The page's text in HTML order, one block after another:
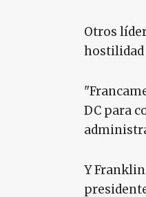
Otros
hostilidad
DC para
Y